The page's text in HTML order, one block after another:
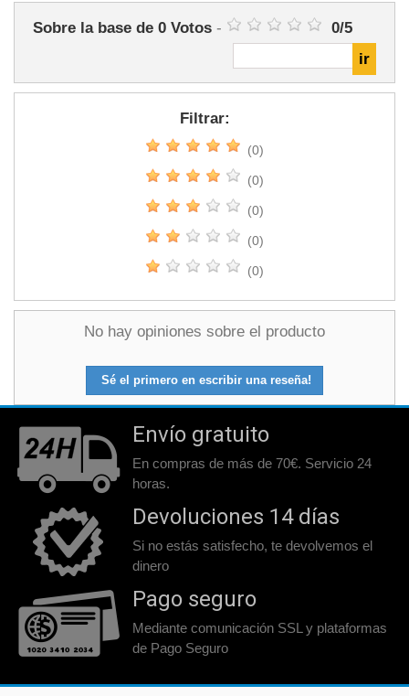
Sobre la base de 0 Votos - 0/5
Filtrar:
(0)
(0)
(0)
(0)
(0)
No hay opiniones sobre el producto
Sé el primero en escribir una reseña!
Envío gratuito
En compras de más de 70€. Servicio 24
horas.
Devoluciones 14 días
Si no estás satisfecho, te devolvemos el
dinero
Pago seguro
Mediante comunicación SSL y plataformas
de Pago Seguro